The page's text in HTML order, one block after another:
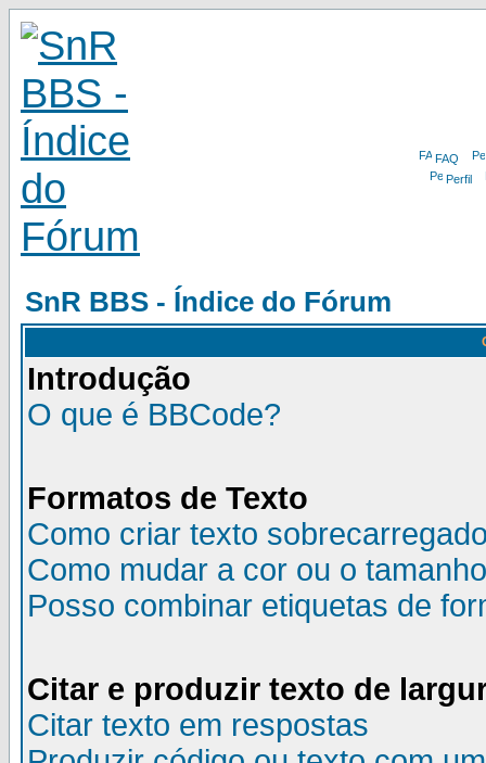
FAQ
Perfil
SnR BBS - Índice do Fórum
Introdução
O que é BBCode?
Formatos de Texto
Como criar texto
Como mudar a cor ou o
Posso combinar etiquetas de
Citar e produzir texto de
Citar texto em respostas